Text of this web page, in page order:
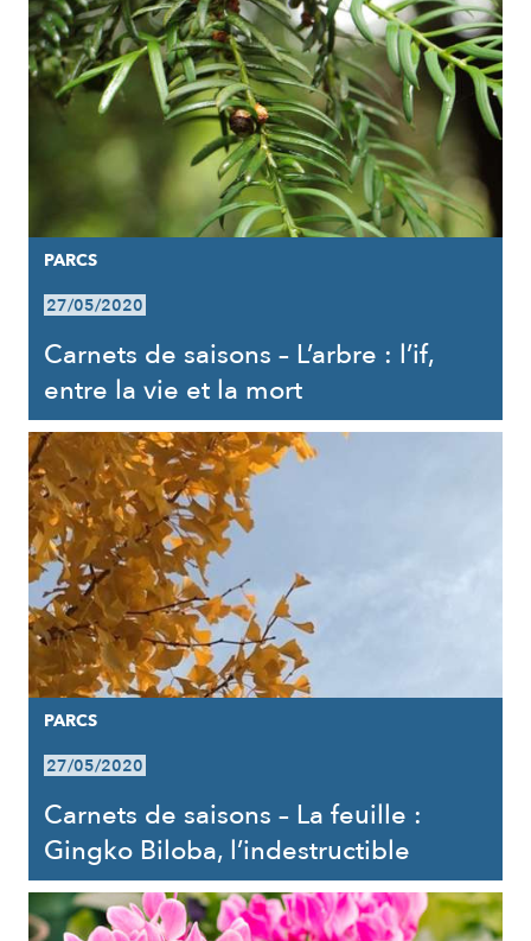
PARCS
27/05/2020
Carnets de saisons – L’arbre : l’if,
entre la vie et la mort
PARCS
27/05/2020
Carnets de saisons – La feuille :
Gingko Biloba, l’indestructible